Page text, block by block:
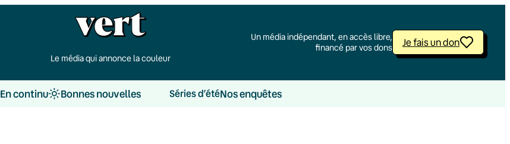
Le média qui annonce la couleur
Un média indépendant, en accès libre,
financé par vos dons
Je fais un don
En continu Bonnes nouvelles Séries d’étéNos enquêtes